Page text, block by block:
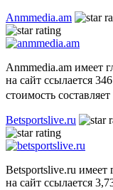
Anmmedia.am
Anmmedia.am имеет
на сайт ссылается
стоимость
Betsportslive.ru
Betsportslive.ru имеет
на сайт ссылается